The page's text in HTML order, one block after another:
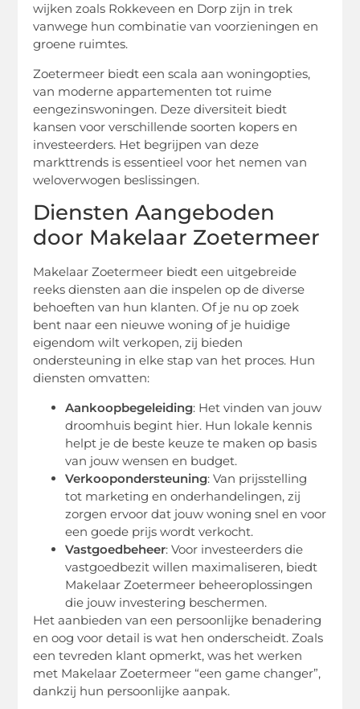
wijken zoals Rokkeveen en Dorp zijn in trek
vanwege hun combinatie van voorzieningen en
groene ruimtes.
Zoetermeer biedt een scala aan woningopties,
van moderne appartementen tot ruime
eengezinswoningen. Deze diversiteit biedt
kansen voor verschillende soorten kopers en
investeerders. Het begrijpen van deze
markttrends is essentieel voor het nemen van
weloverwogen beslissingen.
Diensten Aangeboden
door Makelaar Zoetermeer
Makelaar Zoetermeer biedt een uitgebreide
reeks diensten aan die inspelen op de diverse
behoeften van hun klanten. Of je nu op zoek
bent naar een nieuwe woning of je huidige
eigendom wilt verkopen, zij bieden
ondersteuning in elke stap van het proces. Hun
diensten omvatten:
Aankoopbegeleiding: Het vinden van jouw
droomhuis begint hier. Hun lokale kennis
helpt je de beste keuze te maken op basis
van jouw wensen en budget.
Verkoopondersteuning: Van prijsstelling
tot marketing en onderhandelingen, zij
zorgen ervoor dat jouw woning snel en voor
een goede prijs wordt verkocht.
Vastgoedbeheer: Voor investeerders die
vastgoedbezit willen maximaliseren, biedt
Makelaar Zoetermeer beheeroplossingen
die jouw investering beschermen.
Het aanbieden van een persoonlijke benadering
en oog voor detail is wat hen onderscheidt. Zoals
een tevreden klant opmerkt, was het werken
met Makelaar Zoetermeer “een game changer”,
dankzij hun persoonlijke aanpak.